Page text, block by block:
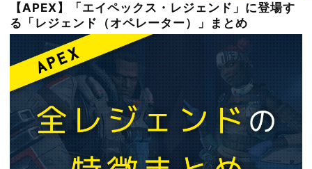
【APEX】「エイペックス・レジェンド」に登場す
る「レジェンド（オペレーター）」まとめ